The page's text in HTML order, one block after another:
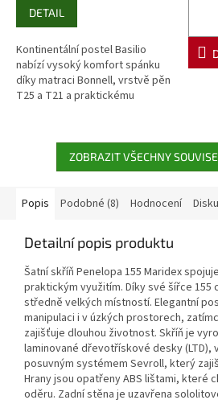
DETAIL
Kontinentální postel Basilio
nabízí vysoký komfort spánku
díky matraci Bonnell, vrstvě pěn
T25 a T21 a praktickému
ZOBRAZIT VŠECHNY
Popis Podobné (8) Hodnocení
Detailní popis produktu
Šatní skříň Penelopa 155 Maridex
praktickým využitím. Díky své šířce 155
středně velkých místností. Elegantní
manipulaci i v úzkých prostorech,
zajišťuje dlouhou životnost. Skříň je
laminované dřevotřískové desky (LTD),
posuvným systémem Sevroll, který
Hrany jsou opatřeny ABS lištami, které
oděru. Zadní stěna je uzavřena